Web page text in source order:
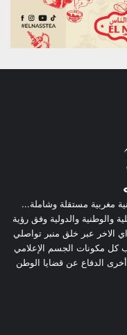
إلكترونية مغربية مستقلة وشاملة...
والوطنية والدولية وفق رؤية
الاخر عبر خلق منبر تواصلي
كل مكونات الجسم الإعلامي
الدفاع عن قضايا الوطن